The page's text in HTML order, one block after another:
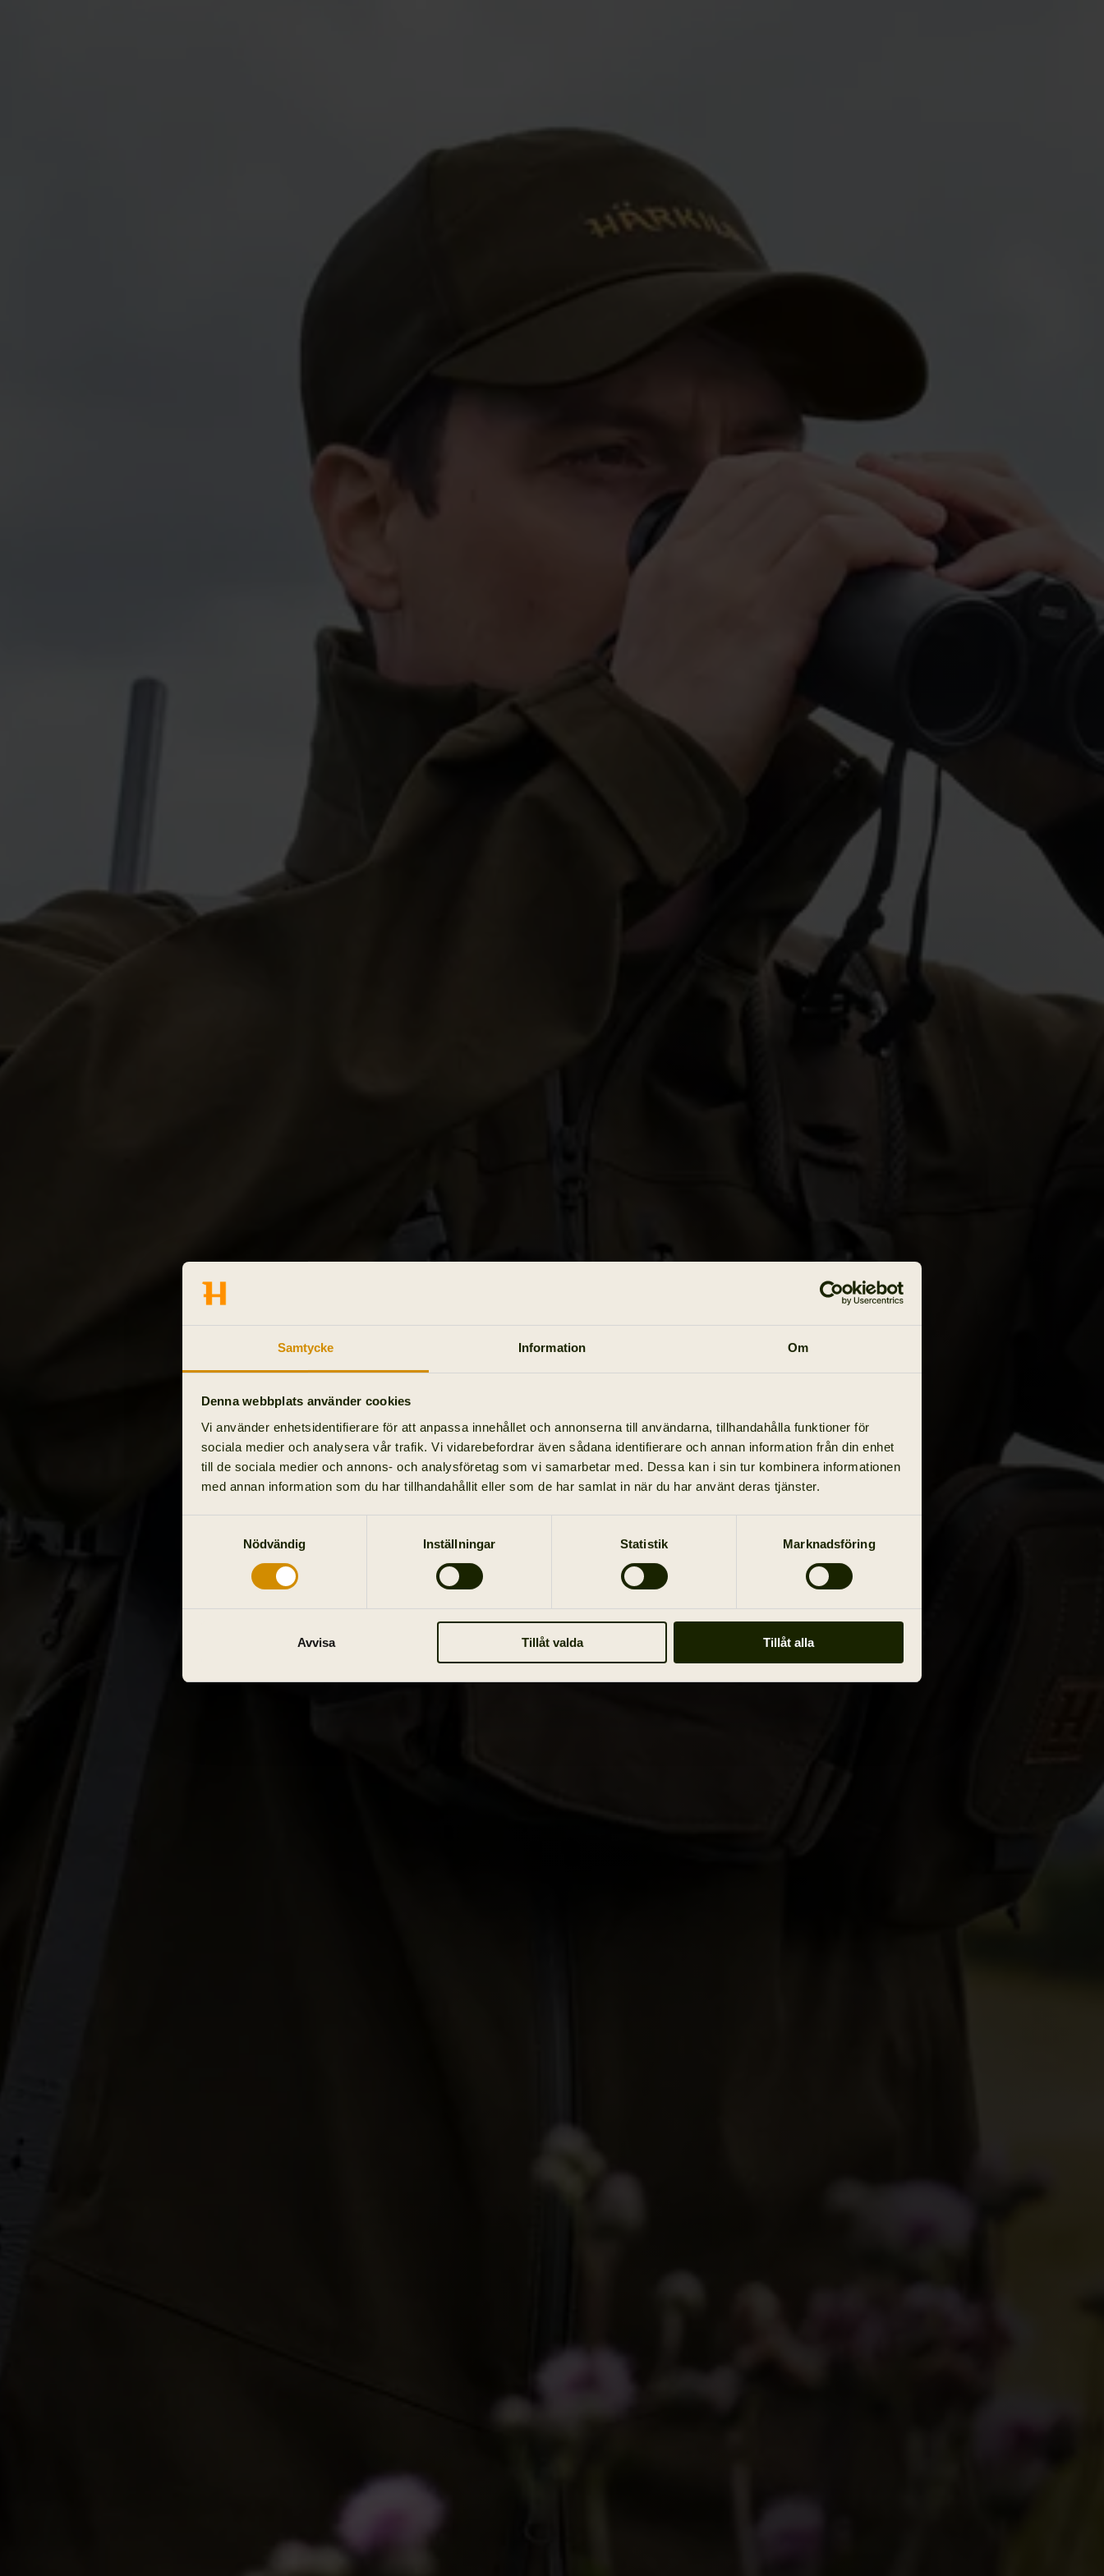
Samtycke Information Om
Denna webbplats använder cookies
Vi använder enhetsidentifierare för att anpassa innehållet och annonserna till användarna, tillhandahålla funktioner för
sociala medier och analysera vår trafik. Vi vidarebefordrar även sådana identifierare och annan information från din enhet
till de sociala medier och annons- och analysföretag som vi samarbetar med. Dessa kan i sin tur kombinera informationen
med annan information som du har tillhandahållit eller som de har samlat in när du har använt deras tjänster.
Nödvändig
Inställningar Statistik Marknadsföring
Avvisa Tillåt valda Tillåt alla